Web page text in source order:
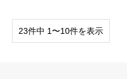
23件中 1〜10件を表示